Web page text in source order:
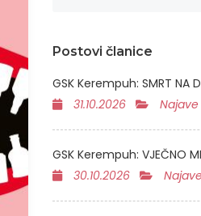
Postovi članice
GSK Kerempuh: SMRT NA
31.10.2026
Najave
GSK Kerempuh: VJEČNO
30.10.2026
Najave